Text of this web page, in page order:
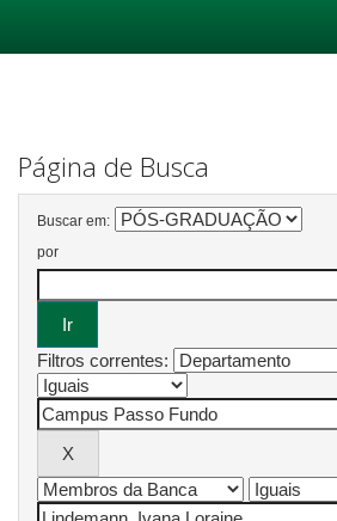
Página de Busca
Buscar em:
por
Filtros correntes: